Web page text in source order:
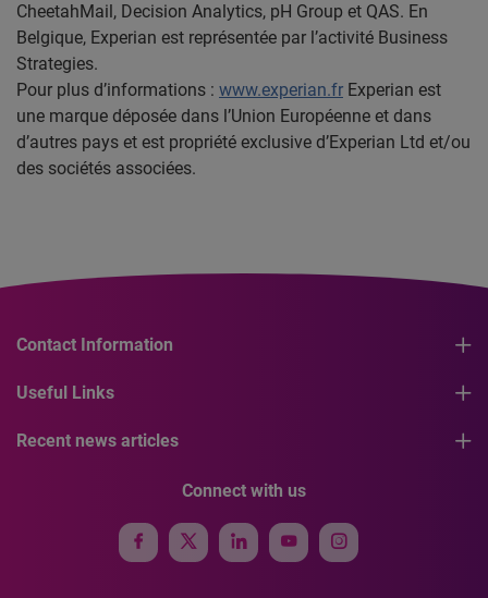
CheetahMail, Decision Analytics, pH Group et QAS. En
Belgique, Experian est représentée par l’activité Business
Strategies.
Pour plus d’informations : www.experian.fr Experian est
une marque déposée dans l’Union Européenne et dans
d’autres pays et est propriété exclusive d’Experian Ltd et/ou
des sociétés associées.
Contact Information
Useful Links
Recent news articles
Connect with us